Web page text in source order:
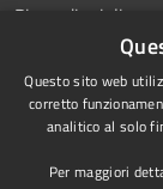
Piano di
RSS
Accessibilità
Questo sito web
corretto
analitico al solo
Per maggiori